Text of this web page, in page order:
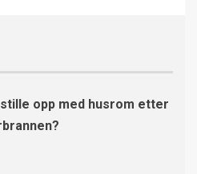
opp med husrom etter